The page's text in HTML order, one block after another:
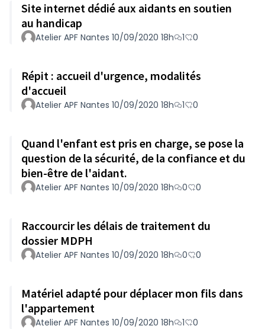
Site internet dédié aux aidants en soutien
au handicap
Atelier APF Nantes 10/09/2020 18h 1 0
Répit : accueil d'urgence, modalités
d'accueil
Atelier APF Nantes 10/09/2020 18h 1 0
Quand l'enfant est pris en charge, se pose la
question de la sécurité, de la confiance et du
bien-être de l'aidant.
Atelier APF Nantes 10/09/2020 18h 0 0
Raccourcir les délais de traitement du
dossier MDPH
Atelier APF Nantes 10/09/2020 18h 0 0
Matériel adapté pour déplacer mon fils dans
l'appartement
Atelier APF Nantes 10/09/2020 18h 1 0